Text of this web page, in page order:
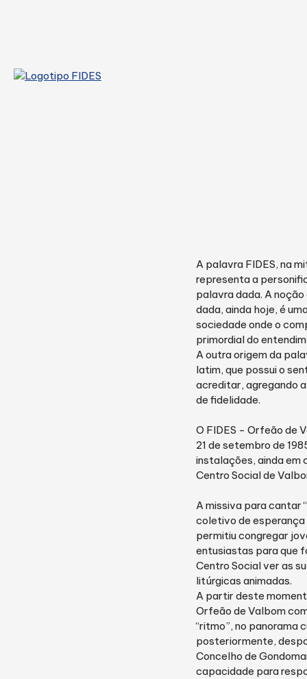
A palavra FIDES, na
representa a
palavra dada. A
dada, ainda hoje, é
sociedade onde o
primordial do
A outra origem da
latim, que possui o
acreditar, agregando
de fidelidade.
O FIDES - Orfeão de
21 de setembro de
instalações, ainda em
Centro Social de
A missiva para cantar
coletivo de esperança
permitiu congregar
entusiastas para que
Centro Social ver as
litúrgicas animadas.
A partir deste
Orfeão de Valbom
“ritmo”, no panorama
posteriormente,
Concelho de
capacidade para